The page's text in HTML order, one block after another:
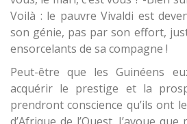
Voilà : le pauvre Vivaldi est
son génie, pas par son effort,
ensorcelants de sa compagne !
Peut-être que les Guinéens
acquérir le prestige et la
prendront conscience qu’ils ont